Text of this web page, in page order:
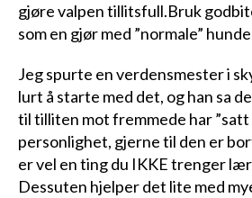
gjøre valpen tillitsfull.Bruk
som en gjør med ”normale”
Jeg spurte en verdensmester i
lurt å starte med det, og han sa
til tilliten mot fremmede har ”satt
personlighet, gjerne til den er
er vel en ting du IKKE trenger
Dessuten hjelper det lite med